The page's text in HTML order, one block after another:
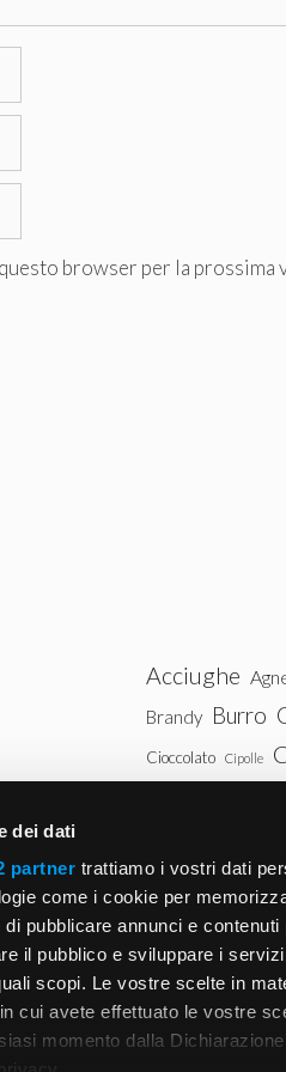
dei dati
partner trattiamo i vostri dati
come i cookie per
pubblicare annunci e
il pubblico e sviluppare i
scopi. Le vostre scelte in
cui avete effettuato le vostre
momento dalla
browser per la prossima
Acciughe
Brandy Burro
Cioccolato Cipolle
Patate
Pomodori
Spinaci Tacchino
Vodka Whisky